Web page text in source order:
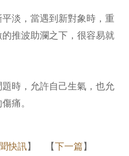
淡，當遇到新對象時，重
推波助瀾之下，很容易就
時，允許自己生氣，也允
痛。
快訊】 【下一篇 】